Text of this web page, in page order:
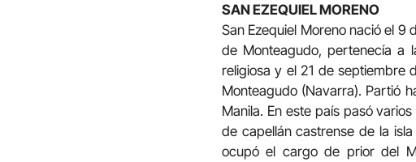
SAN EZEQUIEL MORENO
San Ezequiel Moreno nació el 9
de Monteagudo, pertenecía a
religiosa y el 21 de septiembre
Monteagudo (Navarra). Partió
Manila. En este país pasó
de capellán castrense de la
ocupó el cargo de prior del